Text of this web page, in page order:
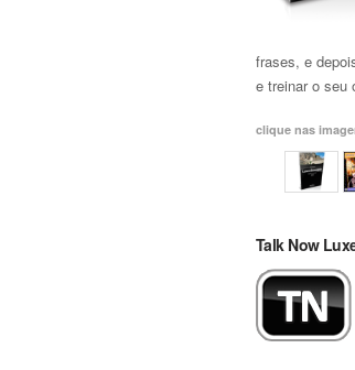
frases, e
e treinar o seu
clique nas
Talk Now